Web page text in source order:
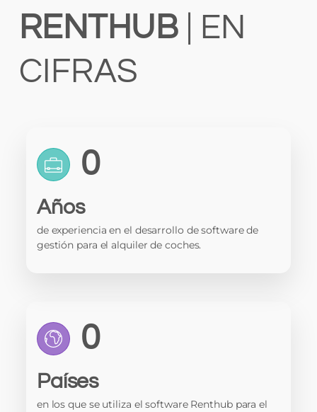
RENTHUB | EN
CIFRAS
0
Años
de experiencia en el desarrollo de software de
gestión para el alquiler de coches.
0
Países
en los que se utiliza el software Renthub para el